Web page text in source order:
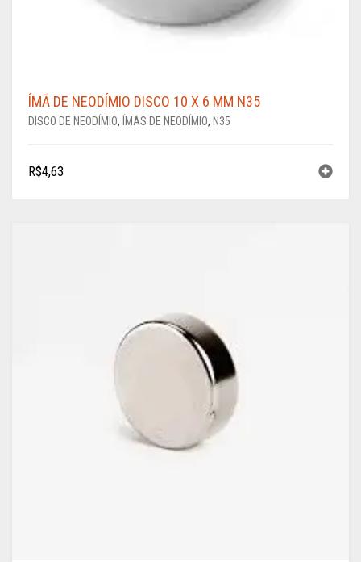
ÍMÃ DE NEODÍMIO DISCO 10 X 6 MM N35
DISCO DE NEODÍMIO, ÍMÃS DE NEODÍMIO, N35
R$4,63